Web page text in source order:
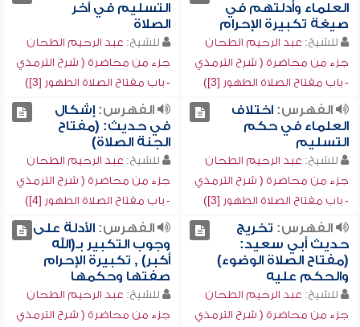
العلماء وأدلتهم في
صيغة تكبيرة الإحرام
للشيخ: عبد الرحيم الطحان
جزء من محاضرة ( شرح الترمذي
- باب مفتاح الصلاة الطهور [3])
التسليم في آخر
الصلاة
للشيخ: عبد الرحيم الطحان
جزء من محاضرة ( شرح الترمذي
- باب مفتاح الصلاة الطهور [3])
الفهرس:اختلاف
العلماء في حكم
التسليم
للشيخ: عبد الرحيم الطحان
جزء من محاضرة ( شرح الترمذي
- باب مفتاح الصلاة الطهور [3])
الفهرس:إشكال
في حديث: (مفتاح
الجنة الصلاة)
للشيخ: عبد الرحيم الطحان
جزء من محاضرة ( شرح الترمذي
- باب مفتاح الصلاة الطهور [4])
الفهرس: تخريج
حديث أبي سعيد:
(مفتاح الصلاة الوضوء)
والحكم عليه
للشيخ: عبد الرحيم الطحان
جزء من محاضرة ( شرح الترمذي
الفهرس:الأدلة على
وجوب التكبير بـ(الله
أكبر) , تكبيرة الإحرام
صفتها وحكمها
للشيخ: عبد الرحيم الطحان
جزء من محاضرة ( شرح الترمذي